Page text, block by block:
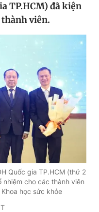
cần biết
hệ quảng cáo
TP.HCM) đã kiện
viên.
Quốc gia TP.HCM (thứ 2
cho các thành viên
học sức khỏe